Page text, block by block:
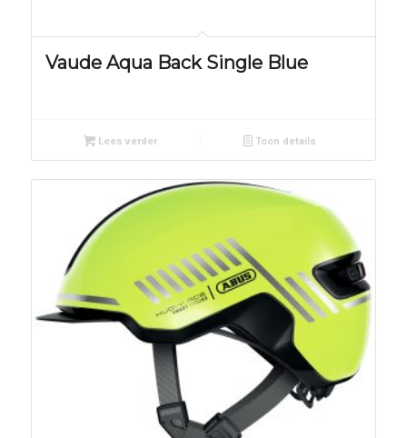
Vaude Aqua Back Single Blue
Lees verder Toon details